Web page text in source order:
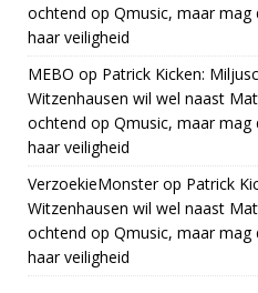
ochtend op Qmusic, maar mag
haar veiligheid
MEBO op Patrick Kicken:
Witzenhausen wil wel naast
ochtend op Qmusic, maar mag
haar veiligheid
VerzoekieMonsterop Patrick
Witzenhausen wil wel naast
ochtend op Qmusic, maar mag
haar veiligheid